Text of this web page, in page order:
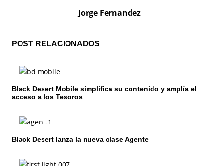
c
ó
n
d
e
e
Jorge Fernandez
POST RELACIONADOS
Black Desert Mobile simplifica su contenido y amplía el
acceso a los Tesoros
Black Desert lanza la nueva clase Agente